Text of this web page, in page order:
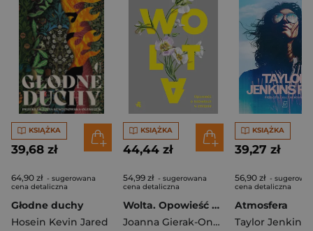
KSIĄŻKA
39,68 zł
64,90 zł - sugerowana
cena detaliczna
Głodne duchy
Hosein Kevin Jared
KSIĄŻKA
44,44 zł
54,99 zł - sugerowana
cena detaliczna
Wolta. Opowieść o kobietach w zmianie
Joanna Gierak-Onoszko
KSIĄŻKA
39,27 zł
56,90 zł -
cena detaliczna
Atmosfera
Taylor Jenkins